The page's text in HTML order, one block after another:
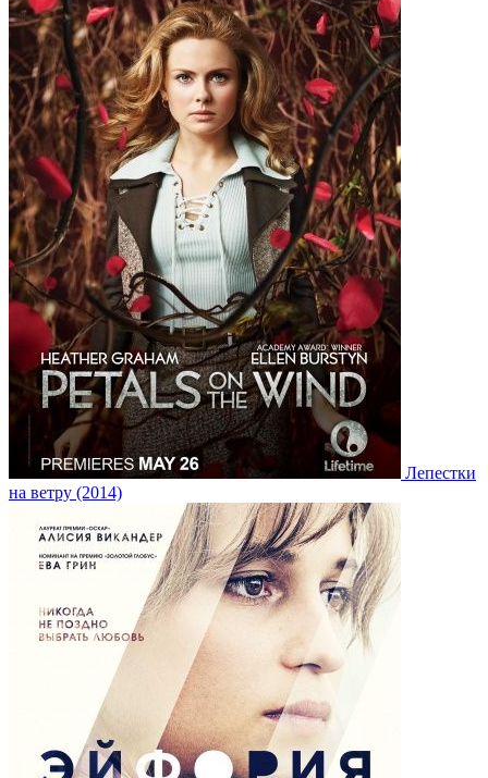
Лепестки
на ветру (2014)